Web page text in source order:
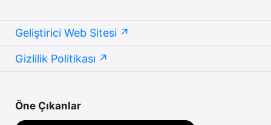
Geliştirici Web Sitesi
Gizlilik Politikası
Öne Çıkanlar